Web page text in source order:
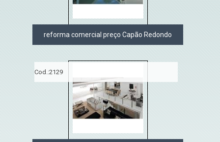
reforma comercial preço Capão Redondo
Cod.:2129